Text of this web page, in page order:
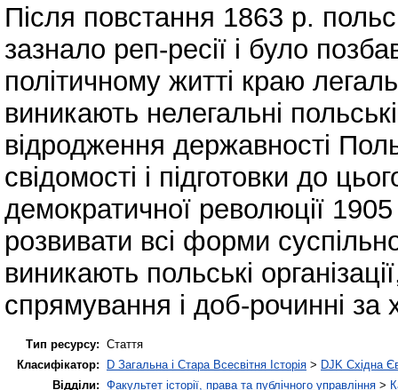
Після повстання 1863 р.
зазнало реп-ресії і було
політичному житті краю
виникають нелегальні
відродження державності
свідомості і підготовки до
демократичної революції
розвивати всі форми
виникають польські
спрямування і доб-рочинні за
Тип ресурсу: Стаття
Класифікатор:
D Загальна і Стара Всесвітня Історія > DJK Східна
Відділи: Факультет історії, права та публічного управління >